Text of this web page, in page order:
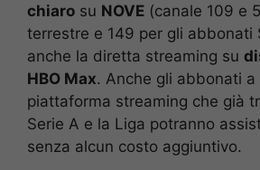
chiaro su NOVE (canale 109 e
terrestre e 149 per gli abbonati
anche la diretta streaming su
HBO Max. Anche gli abbonati a
piattaforma streaming che già
Serie A e la Liga potranno
senza alcun costo aggiuntivo.